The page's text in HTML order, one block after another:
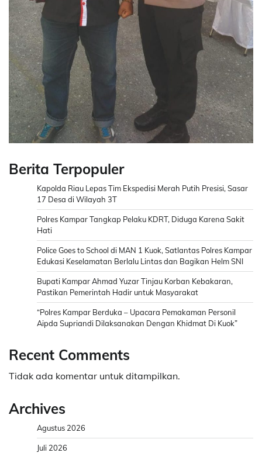
Berita Terpopuler
Kapolda Riau Lepas Tim Ekspedisi Merah Putih Presisi, Sasar
17 Desa di Wilayah 3T
Polres Kampar Tangkap Pelaku KDRT, Diduga Karena Sakit
Hati
Police Goes to School di MAN 1 Kuok, Satlantas Polres Kampar
Edukasi Keselamatan Berlalu Lintas dan Bagikan Helm SNI
Bupati Kampar Ahmad Yuzar Tinjau Korban Kebakaran,
Pastikan Pemerintah Hadir untuk Masyarakat
“Polres Kampar Berduka – Upacara Pemakaman Personil
Aipda Supriandi Dilaksanakan Dengan Khidmat Di Kuok”
Recent Comments
Tidak ada komentar untuk ditampilkan.
Archives
Agustus 2026
Juli 2026